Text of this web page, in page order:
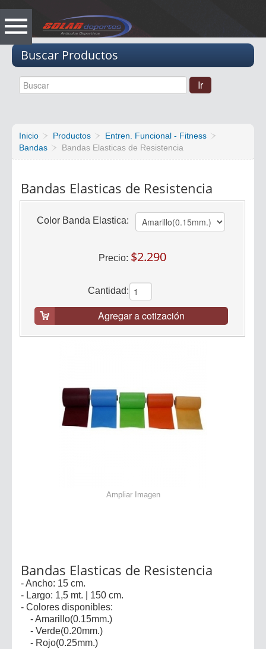
Buscar Productos
Inicio Productos
Entren. Funcional - Fitness
Bandas
Bandas Elasticas de Resistencia
Bandas Elasticas de Resistencia
Color Banda Elastica:
Precio: $2.290
Cantidad:
Agregar a cotización
Ampliar Imagen
Bandas Elasticas de Resistencia
- Ancho: 15 cm.
- Largo: 1,5 mt. | 150 cm.
- Colores disponibles:
- Amarillo(0.15mm.)
- Verde(0.20mm.)
- Rojo(0.25mm.)